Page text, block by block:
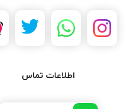
اطلاعات تماس